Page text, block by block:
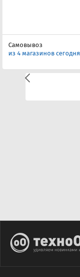
Самовывоз
из 4 магазинов сегодня